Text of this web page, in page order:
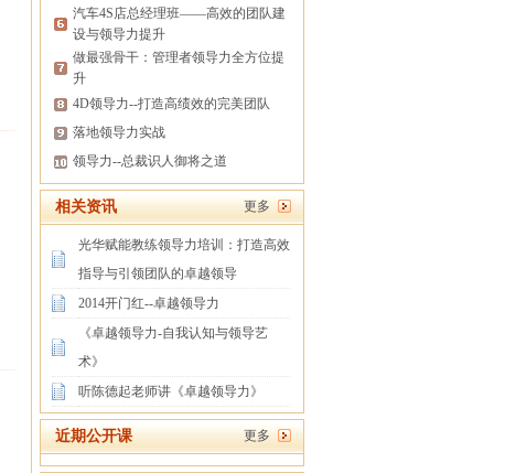
汽车4S店总经理班——高效的团队建
设与领导力提升
做最强骨干：管理者领导力全方位提
升
4D领导力--打造高绩效的完美团队
落地领导力实战
领导力--总裁识人御将之道
相关资讯 更多
光华赋能教练领导力培训：打造高效
指导与引领团队的卓越领导
2014开门红--卓越领导力
《卓越领导力-自我认知与领导艺
术》
听陈德起老师讲《卓越领导力》
近期公开课 更多